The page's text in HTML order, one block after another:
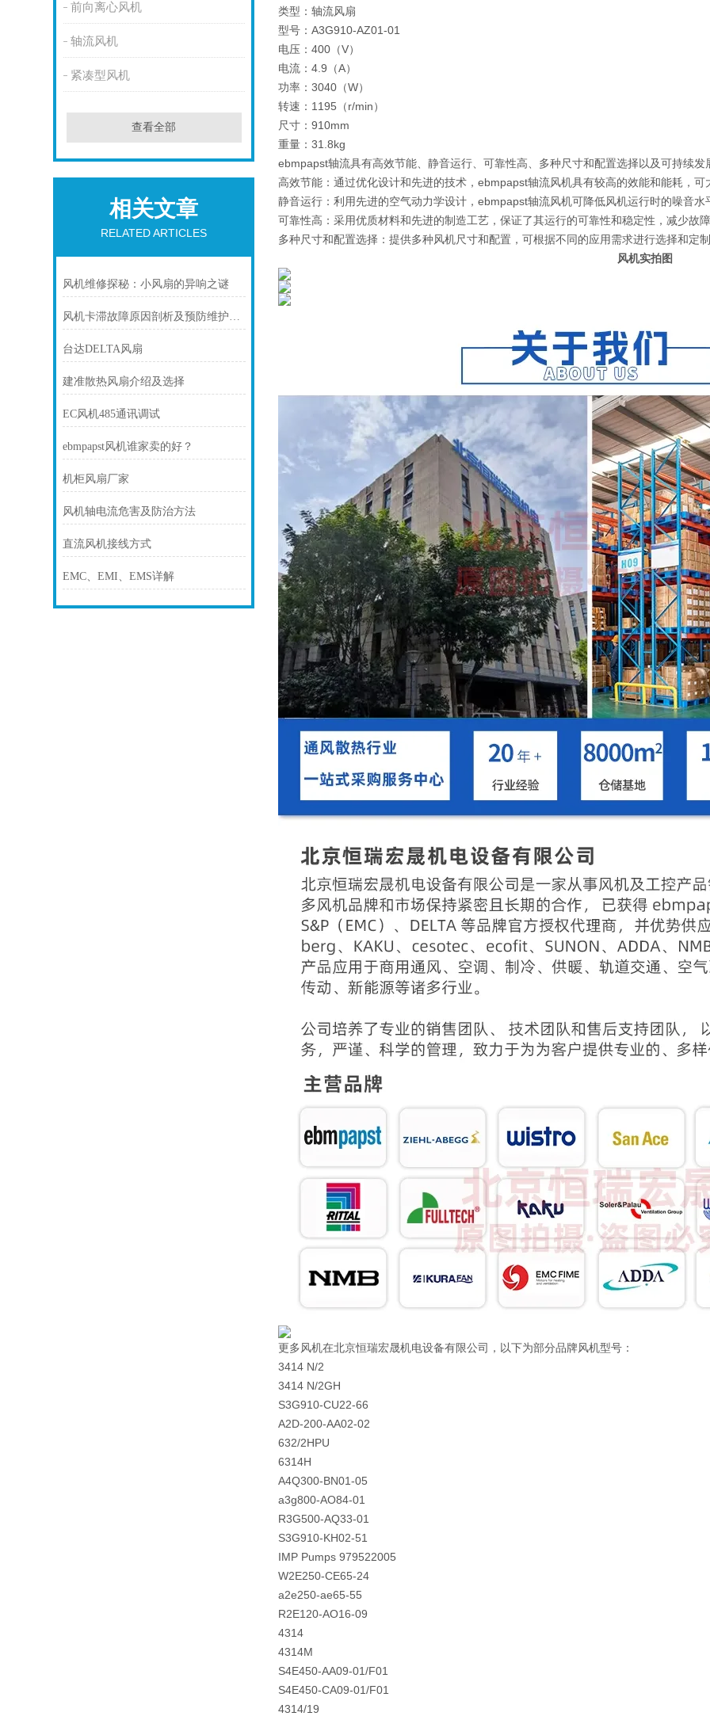
前向离心风机
轴流风机
紧凑型风机
查看全部
相关文章
RELATED ARTICLES
风机维修探秘：小风扇的异响之谜
风机卡滞故障原因剖析及预防维护技巧
台达DELTA风扇
建准散热风扇介绍及选择
EC风机485通讯调试
ebmpapst风机谁家卖的好？
机柜风扇厂家
风机轴电流危害及防治方法
直流风机接线方式
EMC、EMI、EMS详解
类型：轴流风扇
型号：A3G910-AZ01-01
电压：400（V）
电流：4.9（A）
功率：3040（W）
转速：1195（r/min）
尺寸：910mm
重量：31.8kg
ebmpapst轴流具有高效节能、静音运行、可靠性高、多种尺寸和配置选择以及可持续
高效节能：通过优化设计和先进的技术，ebmpapst轴流风机具有较高的效能和能耗，可
静音运行：利用先进的空气动力学设计，ebmpapst轴流风机可降低风机运行时的噪音
可靠性高：采用优质材料和先进的制造工艺，保证了其运行的可靠性和稳定性，减少故
多种尺寸和配置选择：提供多种风机尺寸和配置，可根据不同的应用需求进行选择和定
风机实拍图
更多风机在北京恒瑞宏晟机电设备有限公司，以下为部分品牌风机型号：
3414 N/2
3414 N/2GH
S3G910-CU22-66
A2D-200-AA02-02
632/2HPU
6314H
A4Q300-BN01-05
a3g800-AO84-01
R3G500-AQ33-01
S3G910-KH02-51
IMP Pumps 979522005
W2E250-CE65-24
a2e250-ae65-55
R2E120-AO16-09
4314
4314M
S4E450-AA09-01/F01
S4E450-CA09-01/F01
4314/19